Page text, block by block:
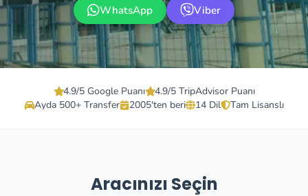
WhatsApp Viber
4.9/5 Google Puanı
4.9/5 TripAdvisor Puanı
Ayda 500+ Transfer
2005'ten beri 14 Dil Tam Lisanslı
Aracınızı Seçin